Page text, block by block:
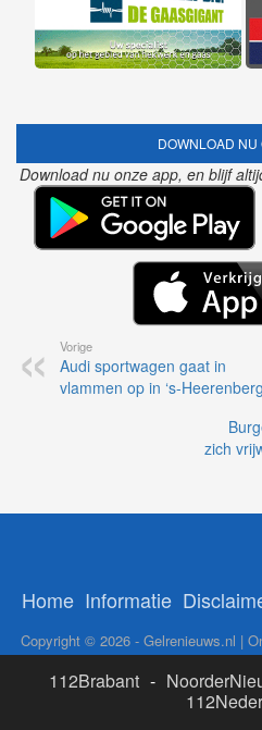
DOWNLOAD NU
Download nu onze app, en blijf
Vorige
Audi sportwagen gaat in
vlammen op in ‘s-Heerenberg
zich
Home Informatie
Copyright © 2026 - Gelrenieuws.nl |
112Brabant -